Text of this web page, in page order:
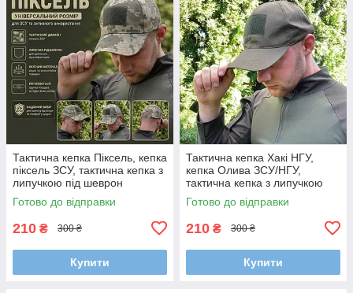
Тактична кепка Піксель, кепка
піксель ЗСУ, тактична кепка з
липучкою під шеврон
Готово до відправки
210 ₴ 300 ₴
Купити
Тактична кепка Хакі НГУ,
кепка Олива ЗСУ/НГУ,
тактична кепка з липучкою
під шеврон
Готово до відправки
210 ₴ 300 ₴
Купити